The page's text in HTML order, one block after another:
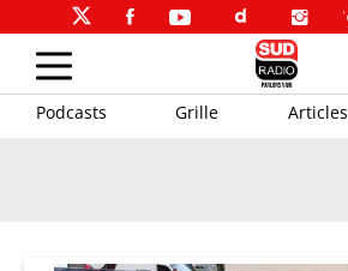
Podcasts Grille Articles